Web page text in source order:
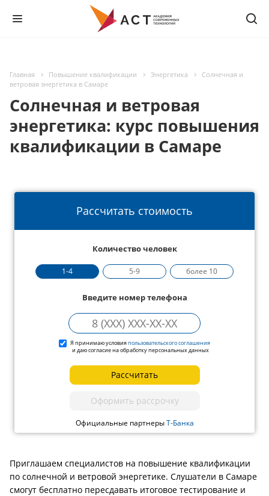
Главная Повышение квалификации Энергетика
Солнечная и
ветровая энергетика в Самаре
Солнечная и ветровая
энергетика: курс повышения
квалификации в Самаре
Рассчитать стоимость
Количество человек
1-4 5-9 более 10
Введите номер телефона
Я принимаю условияпользовательского соглашения
и даю согласие на обработку персональных данных
Рассчитать
Оформить рассрочку
Официальные партнерыТ-Банка
Приглашаем специалистов на повышение квалификации
по солнечной и ветровой энергетике. Слушатели в Самаре
смогут бесплатно пересдавать итоговое тестирование и